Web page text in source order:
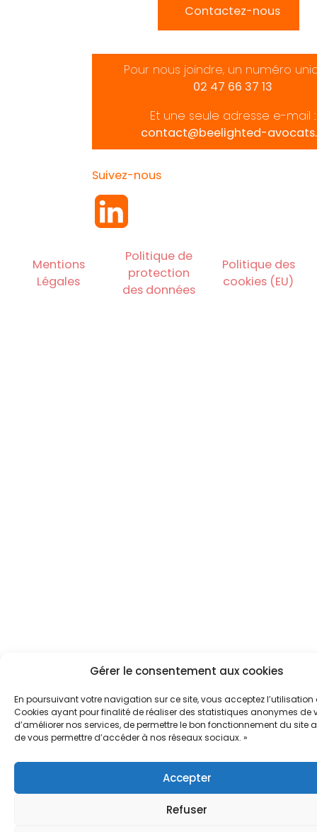
Gérer le consentement aux cookies
En poursuivant votre navigation sur ce site, vous acceptez l’utilisation
Cookies ayant pour finalité de réaliser des statistiques anonymes de
d’améliorer nos services, de permettre le bon fonctionnement du site
de vous permettre d’accéder à nos réseaux sociaux. »
Accepter
Refuser
Contactez-nous
Pour nous joindre, un numéro
02 47 66 37 13
Et une seule adresse e-mail :
contact@beelighted-
Suivez-nous
Mentions
Légales
Politique de
protection
des données
Politique des
cookies (EU)